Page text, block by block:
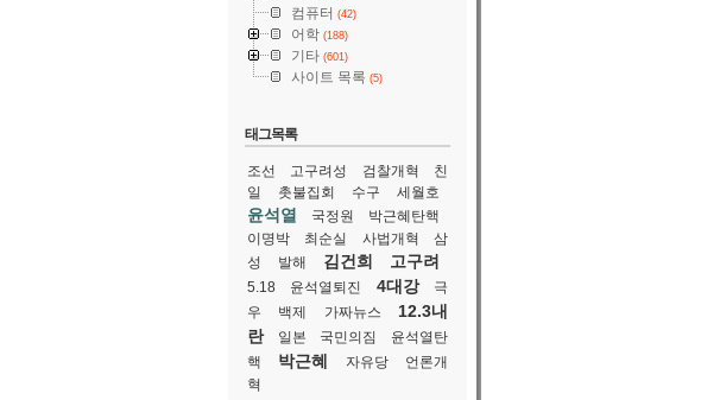
컴퓨터 (42)
어학 (188)
기타 (601)
사이트 목록 (5)
태그목록
조선 고구려성 검찰개혁
친
일
촛불집회 수구 세월호
윤석열 국정원
박근혜탄핵
이명박
최순실 사법개혁
삼
성
발해 김건희 고구려
5.18 윤석열퇴진 4대강
극
우
백제 가짜뉴스
12.3내
란
일본 국민의짐
윤석열탄
핵
박근혜 자유당
언론개
혁